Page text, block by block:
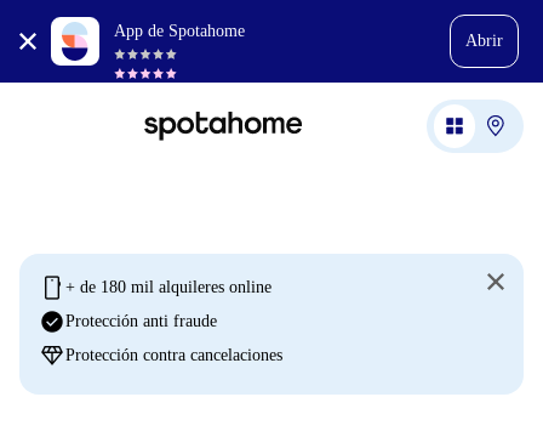
App de Spotahome
Abrir
mobile + de 180 mil alquileres online
check_circleProtección anti fraude
diamondProtección contra cancelaciones